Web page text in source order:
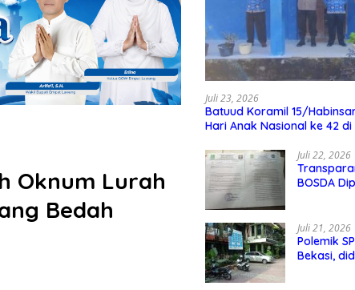
Oknum Lurah
Bedah
Juli 23, 2026
Batuud Koramil 15/
Hari Anak Nasional ke 42 di
Juli 22, 2026
BOSDA
Informasi
Juli 21, 2026
Polemik
Bekasi,